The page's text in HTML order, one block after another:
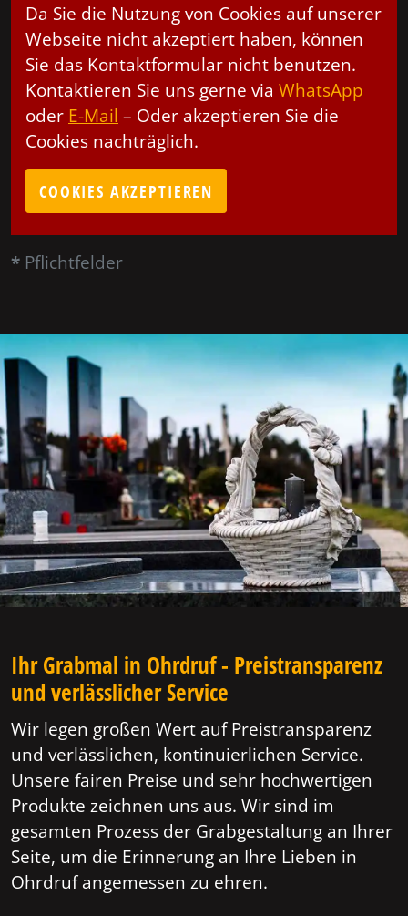
Da Sie die Nutzung von Cookies auf unserer
Webseite nicht akzeptiert haben, können
Sie das Kontaktformular nicht benutzen.
Kontaktieren Sie uns gerne via WhatsApp
oder E-Mail – Oder akzeptieren Sie die
Cookies nachträglich.
COOKIES AKZEPTIEREN
* Pflichtfelder
Ihr Grabmal in Ohrdruf - Preistransparenz
und verlässlicher Service
Wir legen großen Wert auf Preistransparenz
und verlässlichen, kontinuierlichen Service.
Unsere fairen Preise und sehr hochwertigen
Produkte zeichnen uns aus. Wir sind im
gesamten Prozess der Grabgestaltung an Ihrer
Seite, um die Erinnerung an Ihre Lieben in
Ohrdruf angemessen zu ehren.